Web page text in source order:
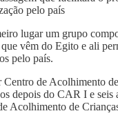
pelo país
lugar um grupo
vêm do Egito e ali
pelo país.
de Acolhimento
depois do CAR I e seis
Acolhimento de